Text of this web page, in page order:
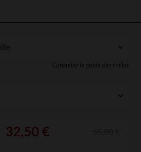
Consulter le guide des tailles
32,50 €